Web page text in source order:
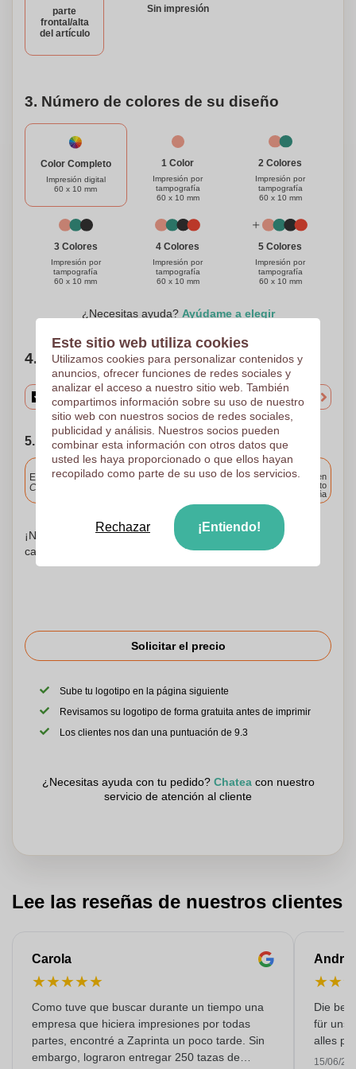
nombre o logotipo para hacerlo realmente único y especial.
Es un accesorio práctico y elegante que te mantiene
conectado durante todo el día, asegurándote de que nunca
parte
frontal/alta
del artículo
Sin impresión
3. Número de colores de su diseño
Color Completo
Impresión digital
60 x 10 mm
1 Color
Impresión por
tampografía
60 x 10 mm
2 Colores
Impresión por
tampografía
60 x 10 mm
3 Colores
Impresión por
tampografía
60 x 10 mm
4 Colores
Impresión por
tampografía
60 x 10 mm
5 Colores
Impresión por
tampografía
60 x 10 mm
¿Necesitas ayuda? Ayúdame a elegir
4. Elige tu cantidad
5. Elija su fecha de envío
Incluido
Entrega estándar
Cargue y apruebe sus archivos antes de las 9.30 a.m.
Entrega en
cualquier punto
de España
¡No te preocupes! Simplemente suba sus archivos a la
canasta de compras
Solicitar el precio
Sube tu logotipo en la página siguiente
Revisamos su logotipo de forma gratuita antes de imprimir
Los clientes nos dan una puntuación de 9.3
¿Necesitas ayuda con tu pedido? Chateacon nuestro
servicio de atención al cliente
Lee las reseñas de nuestros clientes
Carola
★★★★★
Como tuve que buscar durante un tiempo una
empresa que hiciera impresiones por todas
partes, encontré a Zaprinta un poco tarde. Sin
embargo, lograron entregar 250 tazas de
★★
Die
für
alles
15/06/
Este sitio web utiliza cookies
Utilizamos cookies para personalizar contenidos y
anuncios, ofrecer funciones de redes sociales y
analizar el acceso a nuestro sitio web. También
compartimos información sobre su uso de nuestro
sitio web con nuestros socios de redes sociales,
publicidad y análisis. Nuestros socios pueden
combinar esta información con otros datos que
usted les haya proporcionado o que ellos hayan
recopilado como parte de su uso de los servicios.
Rechazar ¡Entiendo!